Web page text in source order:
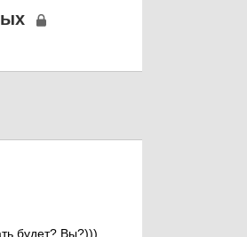
будет? Вы?)))